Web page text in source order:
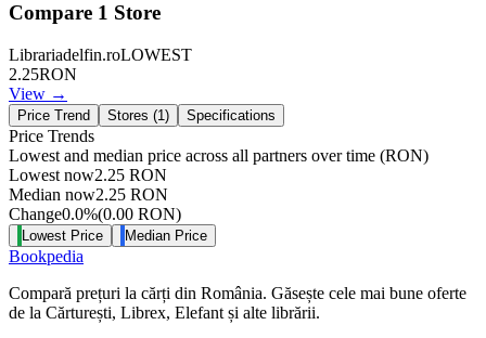
Compare 1 Store
Librariadelfin.roLOWEST
2.25RON
View →
Price Trend Stores (1) Specifications
Price Trends
Lowest and median price across all partners over time (RON)
Lowest now2.25 RON
Median now2.25 RON
Change0.0%(0.00 RON)
Lowest Price Median Price
Bookpedia
Compară prețuri la cărți din România. Găsește cele mai bune oferte
de la Cărturești, Librex, Elefant și alte librării.